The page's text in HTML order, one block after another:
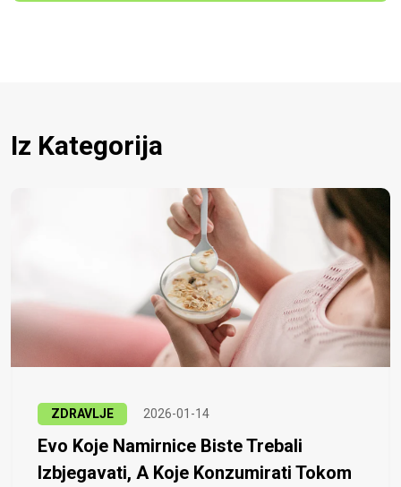
Iz Kategorija
ZDRAVLJE 2026-01-14
Evo Koje Namirnice Biste Trebali
Izbjegavati, A Koje Konzumirati Tokom